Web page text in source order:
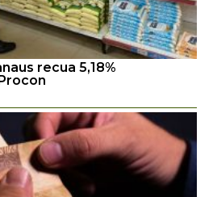
recua 5,18%